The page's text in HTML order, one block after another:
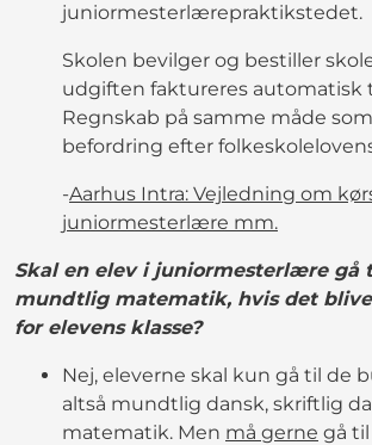
juniormesterlærepraktikstedet.
Skolen bevilger og bestiller
udgiften faktureres automatisk
Regnskab på samme måde
befordring efter
-Aarhus Intra: Vejledning om
juniormesterlære mm.
Skal en elev i juniormesterlære gå
mundtlig matematik, hvis det
for elevens klasse?
Nej, eleverne skal kun gå til de
altså mundtlig dansk, skriftlig
matematik. Men må gerne gå